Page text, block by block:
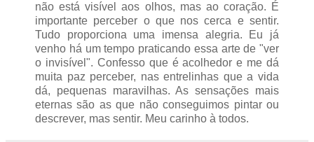
não está visível aos olhos, mas ao coração. É
importante perceber o que nos cerca e sentir.
Tudo proporciona uma imensa alegria. Eu já
venho há um tempo praticando essa arte de "ver
o invisível". Confesso que é acolhedor e me dá
muita paz perceber, nas entrelinhas que a vida
dá, pequenas maravilhas. As sensações mais
eternas são as que não conseguimos pintar ou
descrever, mas sentir. Meu carinho à todos.